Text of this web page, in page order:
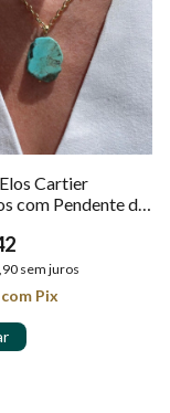
Cartier
com Pendente de
sem juros
com Pix